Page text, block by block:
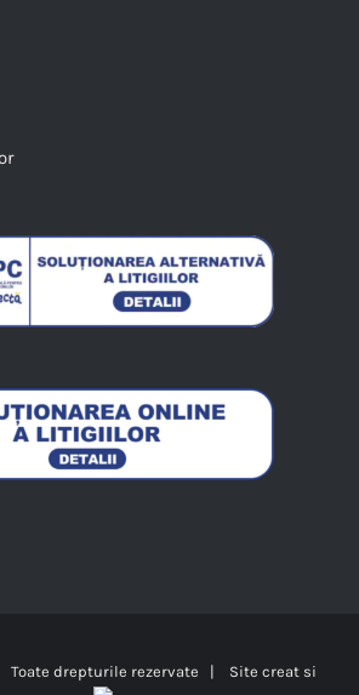
Toate drepturile rezervate | Site creat si